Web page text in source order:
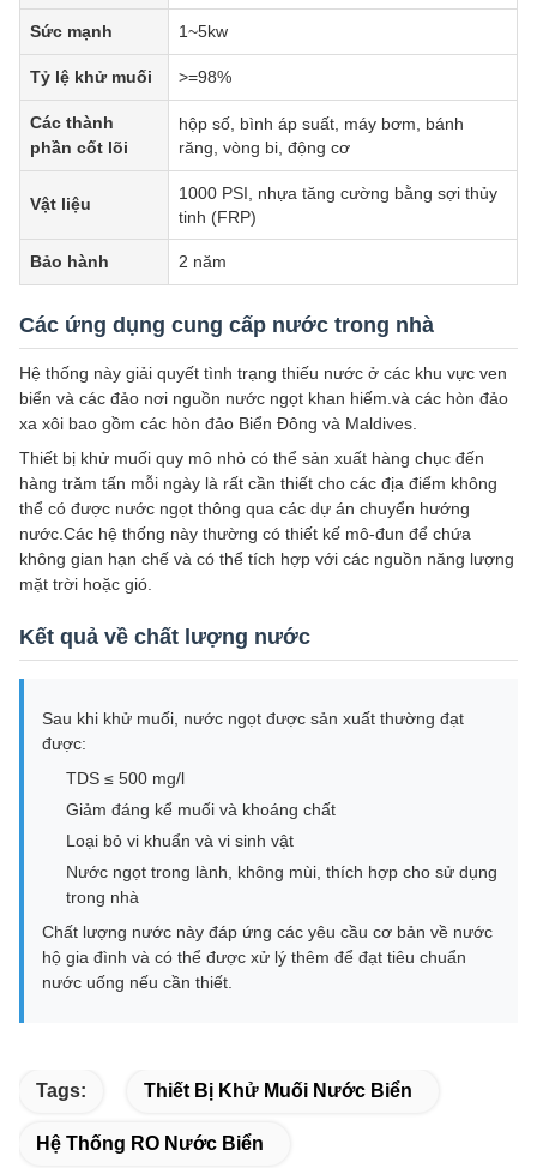
Sức mạnh 1~5kw
Tỷ lệ khử muối >=98%
Các thành
phần cốt lõi
hộp số, bình áp suất, máy bơm, bánh
răng, vòng bi, động cơ
Vật liệu
1000 PSI, nhựa tăng cường bằng sợi thủy
tinh (FRP)
Bảo hành 2 năm
Các ứng dụng cung cấp nước trong nhà
Hệ thống này giải quyết tình trạng thiếu nước ở các khu vực ven
biển và các đảo nơi nguồn nước ngọt khan hiếm.và các hòn đảo
xa xôi bao gồm các hòn đảo Biển Đông và Maldives.
Thiết bị khử muối quy mô nhỏ có thể sản xuất hàng chục đến
hàng trăm tấn mỗi ngày là rất cần thiết cho các địa điểm không
thể có được nước ngọt thông qua các dự án chuyển hướng
nước.Các hệ thống này thường có thiết kế mô-đun để chứa
không gian hạn chế và có thể tích hợp với các nguồn năng lượng
mặt trời hoặc gió.
Kết quả về chất lượng nước
Sau khi khử muối, nước ngọt được sản xuất thường đạt
được:
TDS ≤ 500 mg/l
Giảm đáng kể muối và khoáng chất
Loại bỏ vi khuẩn và vi sinh vật
Nước ngọt trong lành, không mùi, thích hợp cho sử dụng
trong nhà
Chất lượng nước này đáp ứng các yêu cầu cơ bản về nước
hộ gia đình và có thể được xử lý thêm để đạt tiêu chuẩn
nước uống nếu cần thiết.
Tags: Thiết Bị Khử Muối Nước Biển
Hệ Thống RO Nước Biển